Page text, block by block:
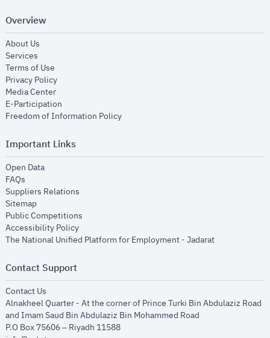
Overview
About Us
Services
Terms of Use
Privacy Policyopens in new window
Media Centeropens in new window
E-Participation
Freedom of Information Policyopens in new window
Important Links
Open Dataopens in new window
FAQs
Suppliers Relations
Sitemapopens in new window
Public Competitions
Accessibility Policyopens in new window
The National Unified Platform for Employment - Jadaratopens in new
Contact Support
Contact Us
Alnakheel Quarter - At the corner of Prince Turki Bin Abdulaziz Road
and Imam Saud Bin Abdulaziz Bin Mohammed Road​
P.O Box 75606 – Riyadh 11588